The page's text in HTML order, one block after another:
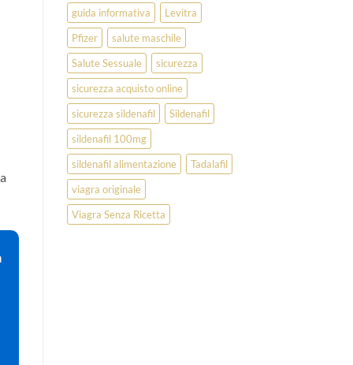
guida informativa
Levitra
Pfizer
salute maschile
Salute Sessuale
sicurezza
sicurezza acquisto online
sicurezza sildenafil
Sildenafil
sildenafil 100mg
sildenafil alimentazione
Tadalafil
viagra originale
Viagra Senza Ricetta